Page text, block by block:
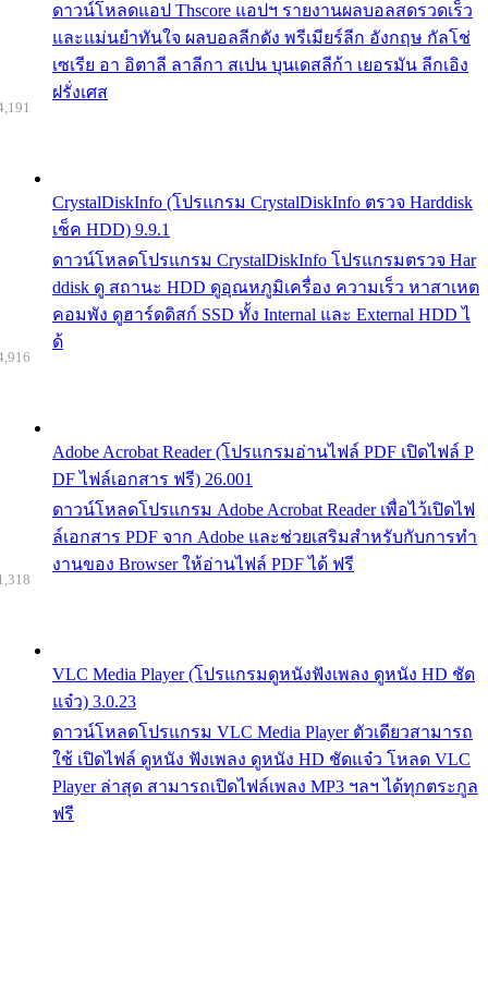
ดาวน์โหลดแอป Thscore แอปฯ รายงานผลบอลสดรวดเร็ว
และแม่นยำทันใจ ผลบอลลีกดัง พรีเมียร์ลีก อังกฤษ กัลโช่
เซเรีย อา อิตาลี ลาลีกา สเปน บุนเดสลีก้า เยอรมัน ลีกเอิง
ฝรั่งเศส
CrystalDiskInfo (โปรแกรม CrystalDiskInfo ตรวจ Harddisk
เช็ค HDD) 9.9.1
ดาวน์โหลดโปรแกรม CrystalDiskInfo โปรแกรมตรวจ Har
ddisk ดู สถานะ HDD ดูอุณหภูมิเครื่อง ความเร็ว หาสาเหต
คอมพัง ดูฮาร์ดดิสก์ SSD ทั้ง Internal และ External HDD ไ
ด้
Adobe Acrobat Reader (โปรแกรมอ่านไฟล์ PDF เปิดไฟล์ P
DF ไฟล์เอกสาร ฟรี) 26.001
ดาวน์โหลดโปรแกรม Adobe Acrobat Reader เพื่อไว้เปิดไฟ
ล์เอกสาร PDF จาก Adobe และช่วยเสริมสำหรับกับการทำ
งานของ Browser ให้อ่านไฟล์ PDF ได้ ฟรี
VLC Media Player (โปรแกรมดูหนังฟังเพลง ดูหนัง HD ชัด
แจ๋ว) 3.0.23
ดาวน์โหลดโปรแกรม VLC Media Player ตัวเดียวสามารถ
ใช้ เปิดไฟล์ ดูหนัง ฟังเพลง ดูหนัง HD ชัดแจ๋ว โหลด VLC
Player ล่าสุด สามารถเปิดไฟล์เพลง MP3 ฯลฯ ได้ทุกตระกูล
ฟรี